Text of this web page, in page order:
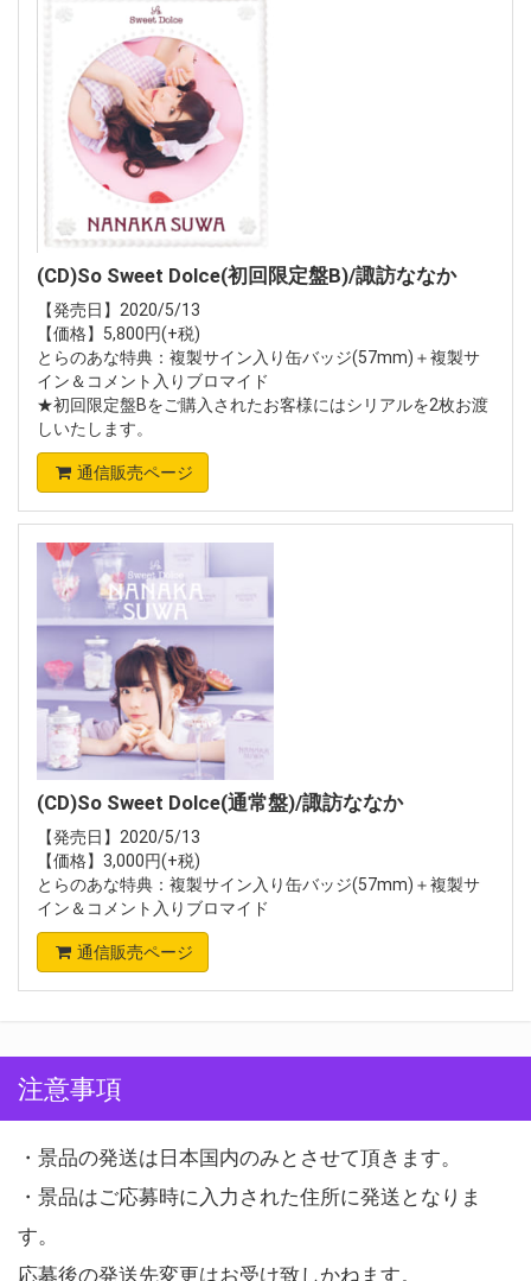
(CD)So Sweet Dolce(初回限定盤B)/諏訪ななか
【発売日】2020/5/13
【価格】5,800円(+税)
とらのあな特典：複製サイン入り缶バッジ(57mm)＋複製サ
イン＆コメント入りブロマイド
★初回限定盤Bをご購入されたお客様にはシリアルを2枚お渡
しいたします。
通信販売ページ
(CD)So Sweet Dolce(通常盤)/諏訪ななか
【発売日】2020/5/13
【価格】3,000円(+税)
とらのあな特典：複製サイン入り缶バッジ(57mm)＋複製サ
イン＆コメント入りブロマイド
通信販売ページ
注意事項
・景品の発送は日本国内のみとさせて頂きます。
・景品はご応募時に入力された住所に発送となりま
す。
応募後の発送先変更はお受け致しかねます。